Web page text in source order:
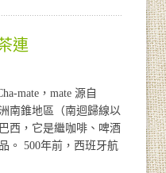
連
mate，mate 源自
南錐地區（南迴歸線以
西，它是繼咖啡、啤酒
。 500年前，西班牙航